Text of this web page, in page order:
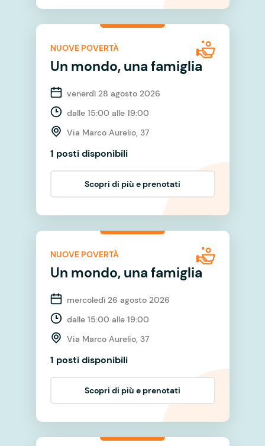
NUOVE POVERTÀ
Un mondo, una famiglia
venerdì 28 agosto 2026
dalle 15:00 alle 19:00
Via Marco Aurelio, 37
1 posti disponibili
Scopri di più e prenotati
NUOVE POVERTÀ
Un mondo, una famiglia
mercoledì 26 agosto 2026
dalle 15:00 alle 19:00
Via Marco Aurelio, 37
1 posti disponibili
Scopri di più e prenotati